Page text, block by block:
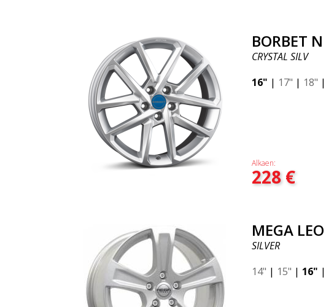
BORBET N
CRYSTAL SILV
16" | 17" | 18" |
Alkaen:
228€
MEGA LEO
SILVER
14" | 15" | 16" |